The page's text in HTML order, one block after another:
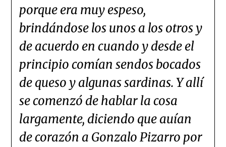
porque era muy espeso,
brindándose los unos a los otros y
de acuerdo en cuando y desde el
principio comían sendos bocados
de queso y algunas sardinas. Y allí
se comenzó de hablar la cosa
largamente, diciendo que auían
de corazón a Gonzalo Pizarro por